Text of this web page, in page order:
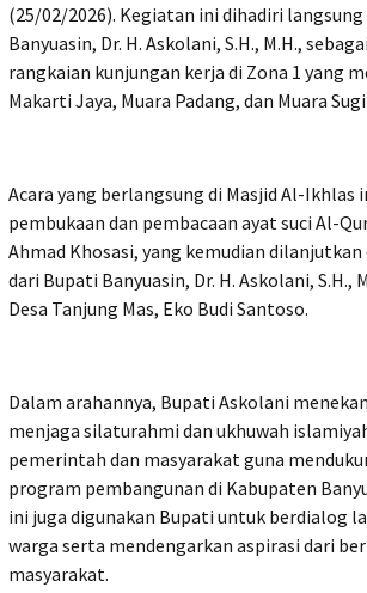
(25/02/2026). Kegiatan ini dihadiri
Banyuasin, Dr. H. Askolani, S.H., M.H.,
rangkaian kunjungan kerja di Zona 1 yang
Makarti Jaya, Muara Padang, dan Muara
Acara yang berlangsung di Masjid Al-Ikhlas
pembukaan dan pembacaan ayat suci Al-
Ahmad Khosasi, yang kemudian
dari Bupati Banyuasin, Dr. H. Askolani, S.H.,
Desa Tanjung Mas, Eko Budi Santoso.
Dalam arahannya, Bupati Askolani
menjaga silaturahmi dan ukhuwah
pemerintah dan masyarakat guna
program pembangunan di Kabupaten
ini juga digunakan Bupati untuk berdialog
warga serta mendengarkan aspirasi dari
masyarakat.